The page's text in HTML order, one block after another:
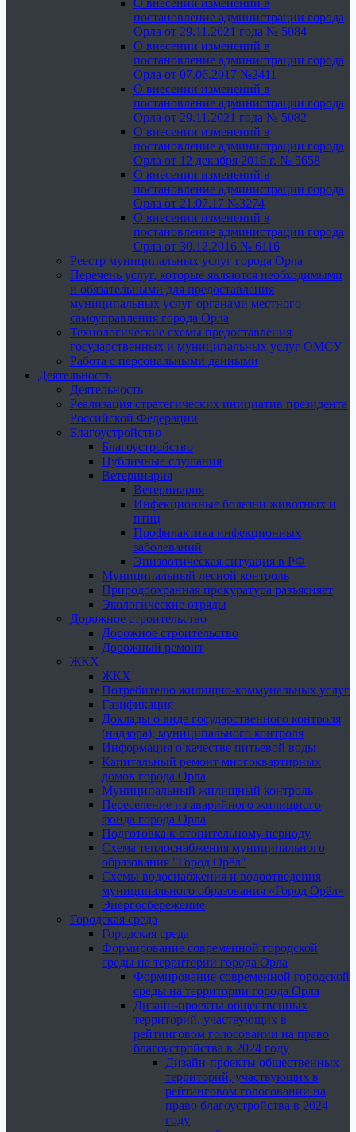
О внесении изменений в
постановление администрации города
Орла от 29.11.2021 года № 5084
О внесении изменений в
постановление администрации города
Орла от 07.06.2017 №2411
О внесении изменений в
постановление администрации города
Орла от 29.11.2021 года № 5082
О внесении изменений в
постановление администрации города
Орла от 12 декабря 2016 г. № 5658
О внесении изменений в
постановление администрации города
Орла от 21.07.17 №3274
О внесении изменений в
постановление администрации города
Орла от 30.12.2016 № 6116
Реестр муниципальных услуг города Орла
Перечень услуг, которые являются необходимыми
и обязательными для предоставления
муниципальных услуг органами местного
самоуправления города Орла
Технологические схемы предоставления
государственных и муниципальных услуг ОМСУ
Работа с персональными данными
Деятельность
Деятельность
Реализация стратегических инициатив президента
Российской Федерации
Благоустройство
Благоустройство
Публичные слушания
Ветеринария
Ветеринария
Инфекционные болезни животных и
птиц
Профилактика инфекционных
заболеваний
Эпизоотическая ситуация в РФ
Муниципальный лесной контроль
Природоохранная прокуратура разъясняет
Экологические отряды
Дорожное строительство
Дорожное строительство
Дорожный ремонт
ЖКХ
ЖКХ
Потребителю жилищно-коммунальных услуг
Газификация
Доклады о виде государственного контроля
(надзора), муниципального контроля
Информация о качестве питьевой воды
Капитальный ремонт многоквартирных
домов города Орла
Муниципальный жилищный контроль
Переселение из аварийного жилищного
фонда города Орла
Подготовка к отопительному периоду
Схема теплоснабжения муниципального
образования "Город Орёл"
Схемы водоснабжения и водоотведения
муниципального образования «Город Орёл»
Энергосбережение
Городская среда
Городская среда
Формирование современной городской
среды на территории города Орла
Формирование современной городской
среды на территории города Орла
Дизайн-проекты общественных
территорий, участвующих в
рейтинговом голосовании на право
благоустройства в 2024 году
Дизайн-проекты общественных
территорий, участвующих в
рейтинговом голосовании на
право благоустройства в 2024
году